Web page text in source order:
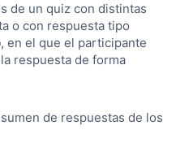
de un quiz con distintas
o con respuesta tipo
, en el que el participante
respuesta de forma
de respuestas de los